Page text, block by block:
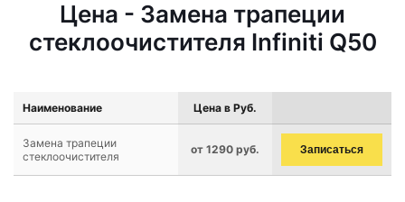
Цена - Замена трапеции
стеклоочистителя Infiniti Q50
Наименование Цена в Руб.
Замена трапеции
стеклоочистителя
от 1290 руб. Записаться